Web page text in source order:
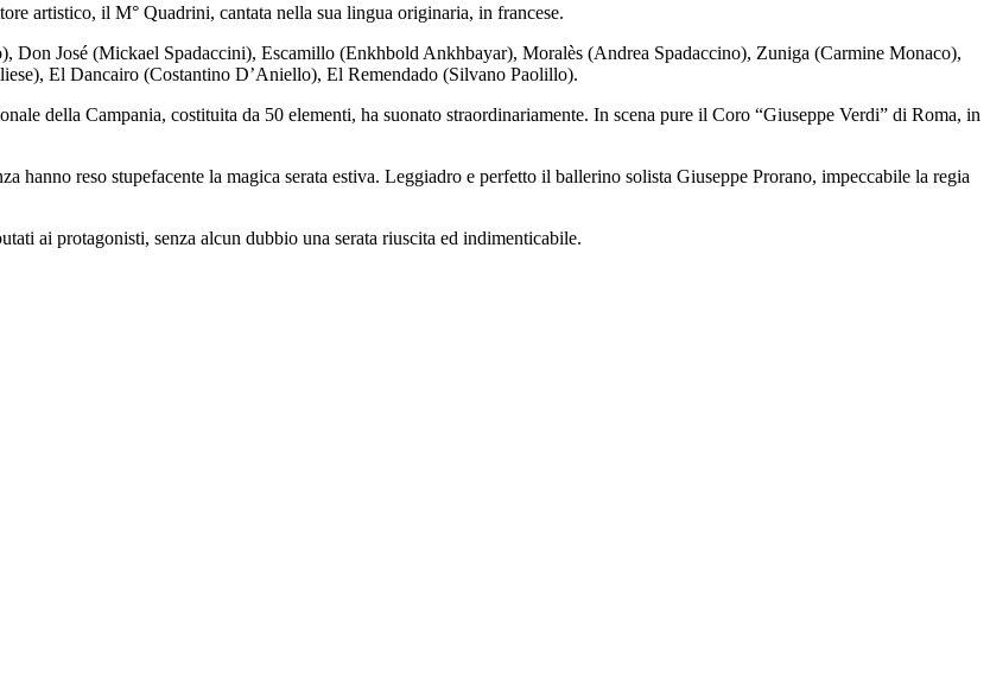
artistico, il M° Quadrini, cantata nella sua lingua originaria, in francese.
Don José (Mickael Spadaccini), Escamillo (Enkhbold Ankhbayar), Moralès (Andrea Spadaccino), Zuniga (Carmine Monaco),
El Dancairo (Costantino D’Aniello), El Remendado (Silvano Paolillo).
della Campania, costituita da 50 elementi, ha suonato straordinariamente. In scena pure il Coro “Giuseppe Verdi” di Roma, in
reso stupefacente la magica serata estiva. Leggiadro e perfetto il ballerino solista Giuseppe Prorano, impeccabile la regia
ai protagonisti, senza alcun dubbio una serata riuscita ed indimenticabile.